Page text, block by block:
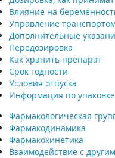
Влияние на
Управление транспортом
Дополнительные
Передозировка
Как хранить препарат
Срок годности
Условия отпуска
Информация по упаковке
Фармакологическая
Фармакодинамика
Фармакокинетика
Взаимодействие с